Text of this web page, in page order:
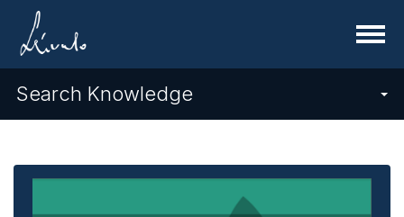
Menu
Search Knowledge